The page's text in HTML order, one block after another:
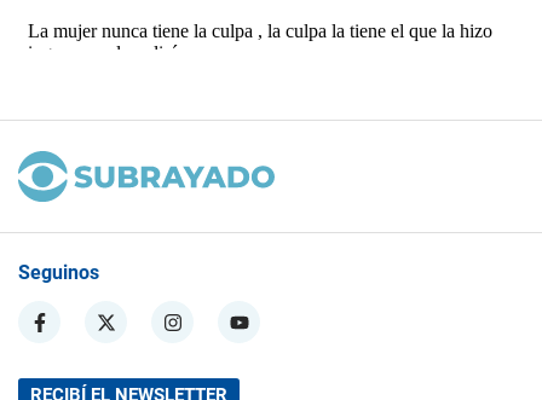
Seguinos
RECIBÍ EL NEWSLETTER